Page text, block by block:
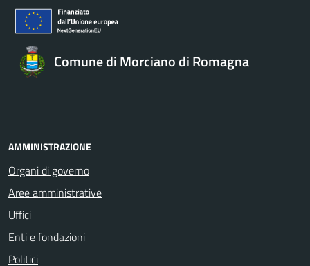
Comune di Morciano di Romagna
AMMINISTRAZIONE
Organi di governo
Aree amministrative
Uffici
Enti e fondazioni
Politici